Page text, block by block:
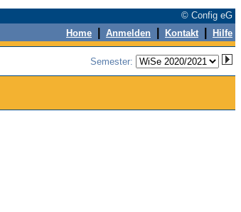
© Config eG
Home Anmelden Kontakt Hilfe
Semester: